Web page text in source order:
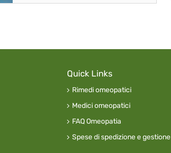
Quick Links
Rimedi omeopatici
Medici omeopatici
FAQ Omeopatia
Spese di spedizione e gestione